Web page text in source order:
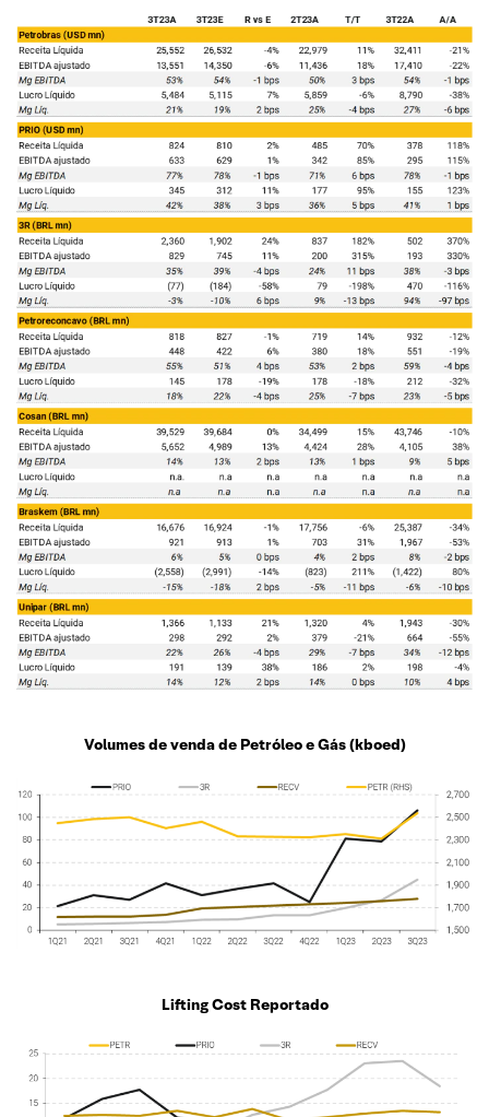
Volumes de venda de Petróleo e Gás (kboed)
Lifting Cost Reportado